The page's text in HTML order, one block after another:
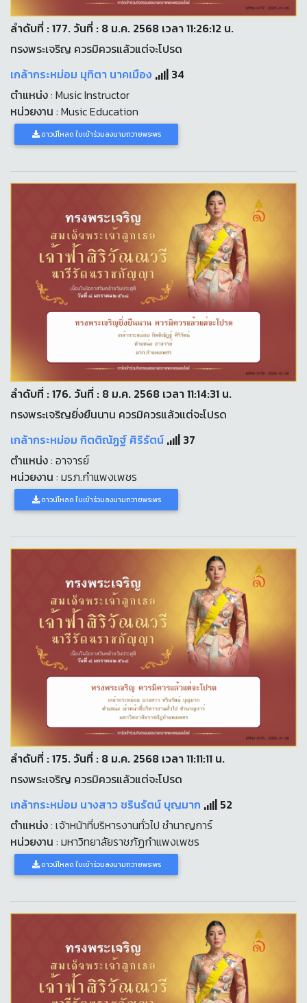
ลำดับที่ : 177. วันที่ : 8 ม.ค. 2568 เวลา 11:26:12 น.
ทรงพระเจริญ ควรมิควรแล้วแต่จะโปรด
เกล้ากระหม่อม มุทิตา นาคเมือง
34
ตำแหน่ง: Music Instructor
หน่วยงาน : Music Education
ดาวน์โหลด ใบเข้าร่วมลงนามถวายพระพร
ลำดับที่ : 176. วันที่ : 8 ม.ค. 2568 เวลา 11:14:31 น.
ทรงพระเจริญยิ่งยืนนาน ควรมิควรแล้วแต่จะโปรด
เกล้ากระหม่อม กิตติณัฏฐ์ ศิริรัตน์
37
ตำแหน่ง: อาจารย์
หน่วยงาน : มรภ.กำแพงเพชร
ดาวน์โหลด ใบเข้าร่วมลงนามถวายพระพร
ลำดับที่ : 175. วันที่ : 8 ม.ค. 2568 เวลา 11:11:11 น.
ทรงพระเจริญ ควรมิควรแล้วแต่จะโปรด
เกล้ากระหม่อม นางสาว ชรินรัตน์ บุญมาก
52
ตำแหน่ง: เจ้าหน้าที่บริหารงานทั่วไป ชำนาญการ์
หน่วยงาน : มหาวิทยาลัยราชภัฏกำแพงเพชร
ดาวน์โหลด ใบเข้าร่วมลงนามถวายพระพร